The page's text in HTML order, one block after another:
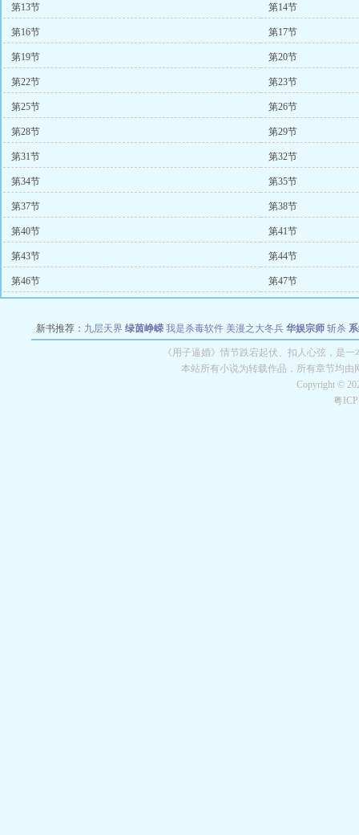
第13节 第14节
第16节 第17节
第19节 第20节
第22节 第23节
第25节 第26节
第28节 第29节
第31节 第32节
第34节 第35节
第37节 第38节
第40节 第41节
第43节 第44节
第46节 第47节
新书推荐： 九层天界 绿茵峥嵘 我是杀毒软件 美漫之大冬兵 华娱宗师 斩杀
教练万岁 都市全能巨星 绝对交易 全职武神 位面复
《用子逼婚》情节跌宕起伏、扣人心弦，是
本站所有小说为转载作品，所有章节均
Copyright ©
粤